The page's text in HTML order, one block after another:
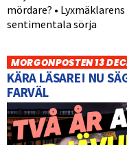
mördare? •
sentimentala sörja
MORGONPOSTEN 13
KÄRA LÄSARE! NU
FARVÄL